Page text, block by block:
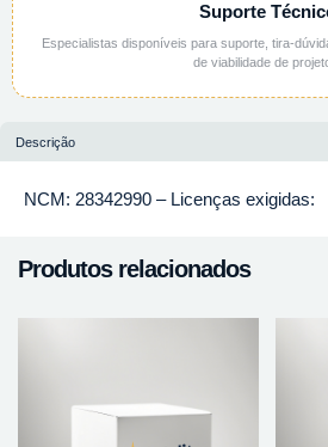
Suporte
Especialistas disponíveis para suporte, tira-
de viabilidade de
Descrição
NCM: 28342990 – Licenças exigidas:
Produtos relacionados